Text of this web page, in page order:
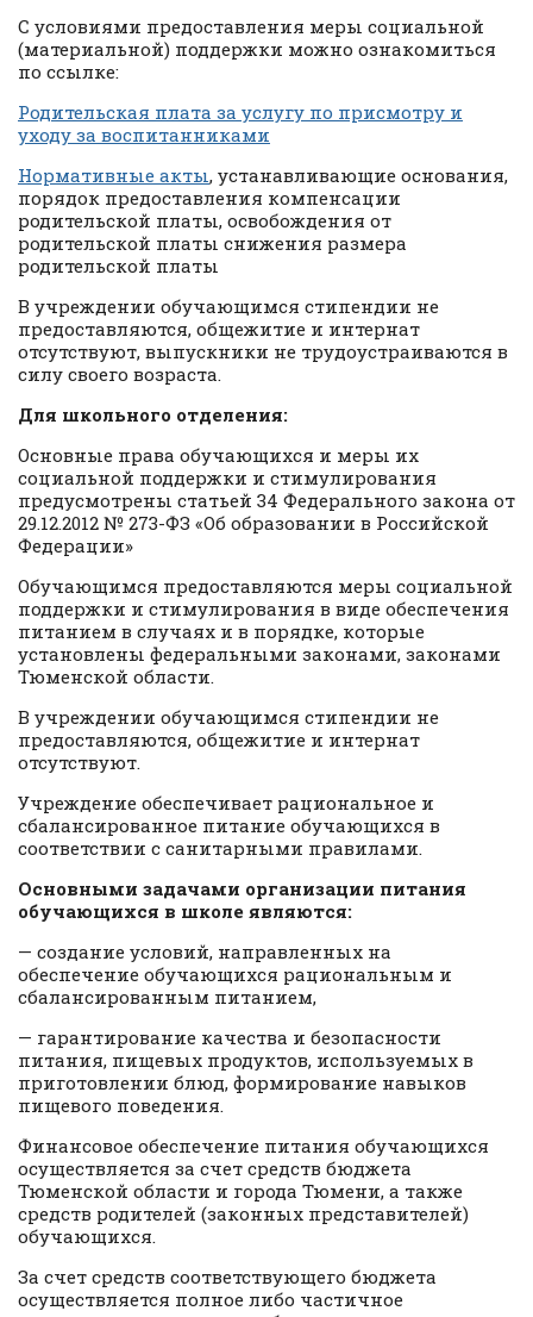
С условиями предоставления меры социальной
(материальной) поддержки можно ознакомиться
по ссылке:
Родительская плата за услугу по присмотру и
уходу за воспитанниками
Нормативные акты, устанавливающие основания,
порядок предоставления компенсации
родительской платы, освобождения от
родительской платы снижения размера
родительской платы
В учреждении обучающимся стипендии не
предоставляются, общежитие и интернат
отсутствуют, выпускники не трудоустраиваются в
силу своего возраста.
Для школьного отделения:
Основные права обучающихся и меры их
социальной поддержки и стимулирования
предусмотрены статьей 34 Федерального закона от
29.12.2012 № 273-ФЗ «Об образовании в Российской
Федерации»
Обучающимся предоставляются меры социальной
поддержки и стимулирования в виде обеспечения
питанием в случаях и в порядке, которые
установлены федеральными законами, законами
Тюменской области.
В учреждении обучающимся стипендии не
предоставляются, общежитие и интернат
отсутствуют.
Учреждение обеспечивает рациональное и
сбалансированное питание обучающихся в
соответствии с санитарными правилами.
Основными задачами организации питания
обучающихся в школе являются:
— создание условий, направленных на
обеспечение обучающихся рациональным и
сбалансированным питанием,
— гарантирование качества и безопасности
питания, пищевых продуктов, используемых в
приготовлении блюд, формирование навыков
пищевого поведения.
Финансовое обеспечение питания обучающихся
осуществляется за счет средств бюджета
Тюменской области и города Тюмени, а также
средств родителей (законных представителей)
обучающихся.
За счет средств соответствующего бюджета
осуществляется полное либо частичное